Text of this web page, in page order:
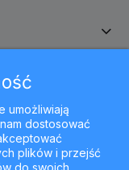
umożliwiają
dostosować
plików i przejść
do swoich